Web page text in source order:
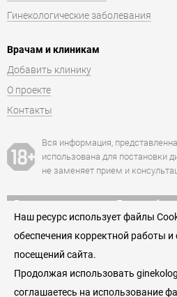
Гинекологические заболевания
Врачам и клиникам
Добавить клинику
О проекте
Контакты
Вся информация,
использована для постановки
не заменяет прием и
Есть противопоказания.
+7 (495) 152-77-66
Единая служба записи к
Пользовательское соглашение
Наш ресурс использует файлы
обеспечения корректной работы и
посещений сайта.
Продолжая использовать
соглашаетесь на использование